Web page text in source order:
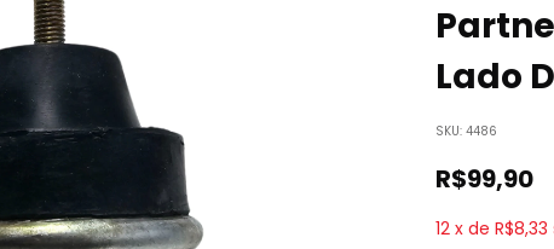
Lado
SKU: 4486
R$99,90
12 x de R$8,33